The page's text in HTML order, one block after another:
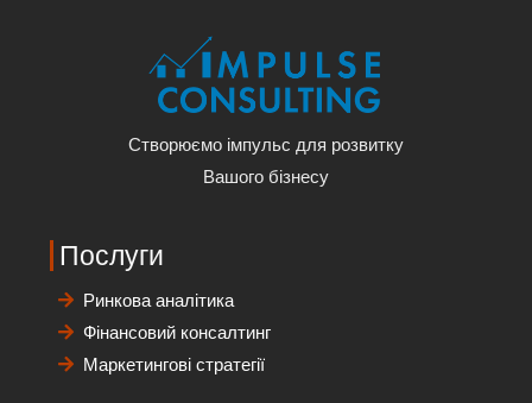
Створюємо імпульс для розвитку
Вашого бізнесу
Послуги
Ринкова аналітика
Фінансовий консалтинг
Маркетингові стратегії